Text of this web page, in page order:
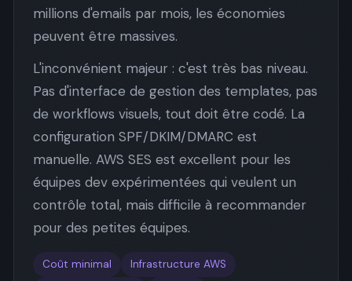
millions d'emails par mois, les économies
peuvent être massives.
L'inconvénient majeur : c'est très bas niveau.
Pas d'interface de gestion des templates, pas
de workflows visuels, tout doit être codé. La
configuration SPF/DKIM/DMARC est
manuelle. AWS SES est excellent pour les
équipes dev expérimentées qui veulent un
contrôle total, mais difficile à recommander
pour des petites équipes.
Coût minimal
Infrastructure AWS